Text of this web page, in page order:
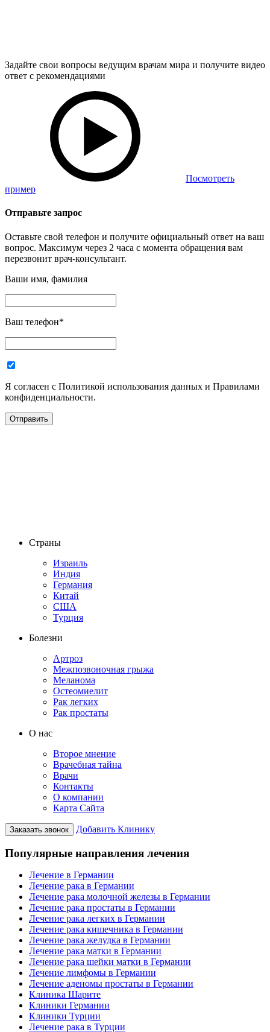
Задайте свои вопросы ведущим врачам мира и получите видео
ответ с рекомендациями
Посмотреть
пример
Отправьте запрос
Оставьте свой телефон и получите официальный ответ на ваш
вопрос. Максимум через 2 часа с момента обращения вам
перезвонит врач-консультант.
Ваши имя, фамилия
Ваш телефон*
Я согласен с Политикой использования данных и Правилами
конфиденциальности.
Страны
Израиль
Индия
Германия
Китай
США
Турция
Болезни
Артроз
Межпозвоночная грыжа
Меланома
Остеомиелит
Рак легких
Рак простаты
О нас
Второе мнение
Врачебная тайна
Врачи
Контакты
О компании
Карта Сайта
Заказать звонок Добавить Клинику
Популярные направления лечения
Лечение в Германии
Лечение рака в Германии
Лечение рака молочной железы в Германии
Лечение рака простаты в Германии
Лечение рака легких в Германии
Лечение рака кишечника в Германии
Лечение рака желудка в Германии
Лечение рака матки в Германии
Лечение рака шейки матки в Германии
Лечение лимфомы в Германии
Лечение аденомы простаты в Германии
Клиника Шарите
Клиники Германии
Клиники Турции
Лечение рака в Турции